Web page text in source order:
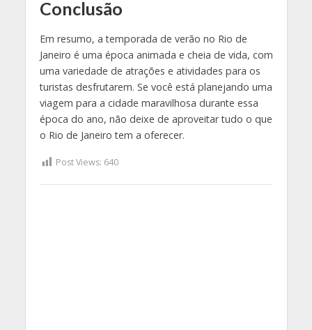
Conclusão
Em resumo, a temporada de verão no Rio de
Janeiro é uma época animada e cheia de vida, com
uma variedade de atrações e atividades para os
turistas desfrutarem. Se você está planejando uma
viagem para a cidade maravilhosa durante essa
época do ano, não deixe de aproveitar tudo o que
o Rio de Janeiro tem a oferecer.
Post Views: 640